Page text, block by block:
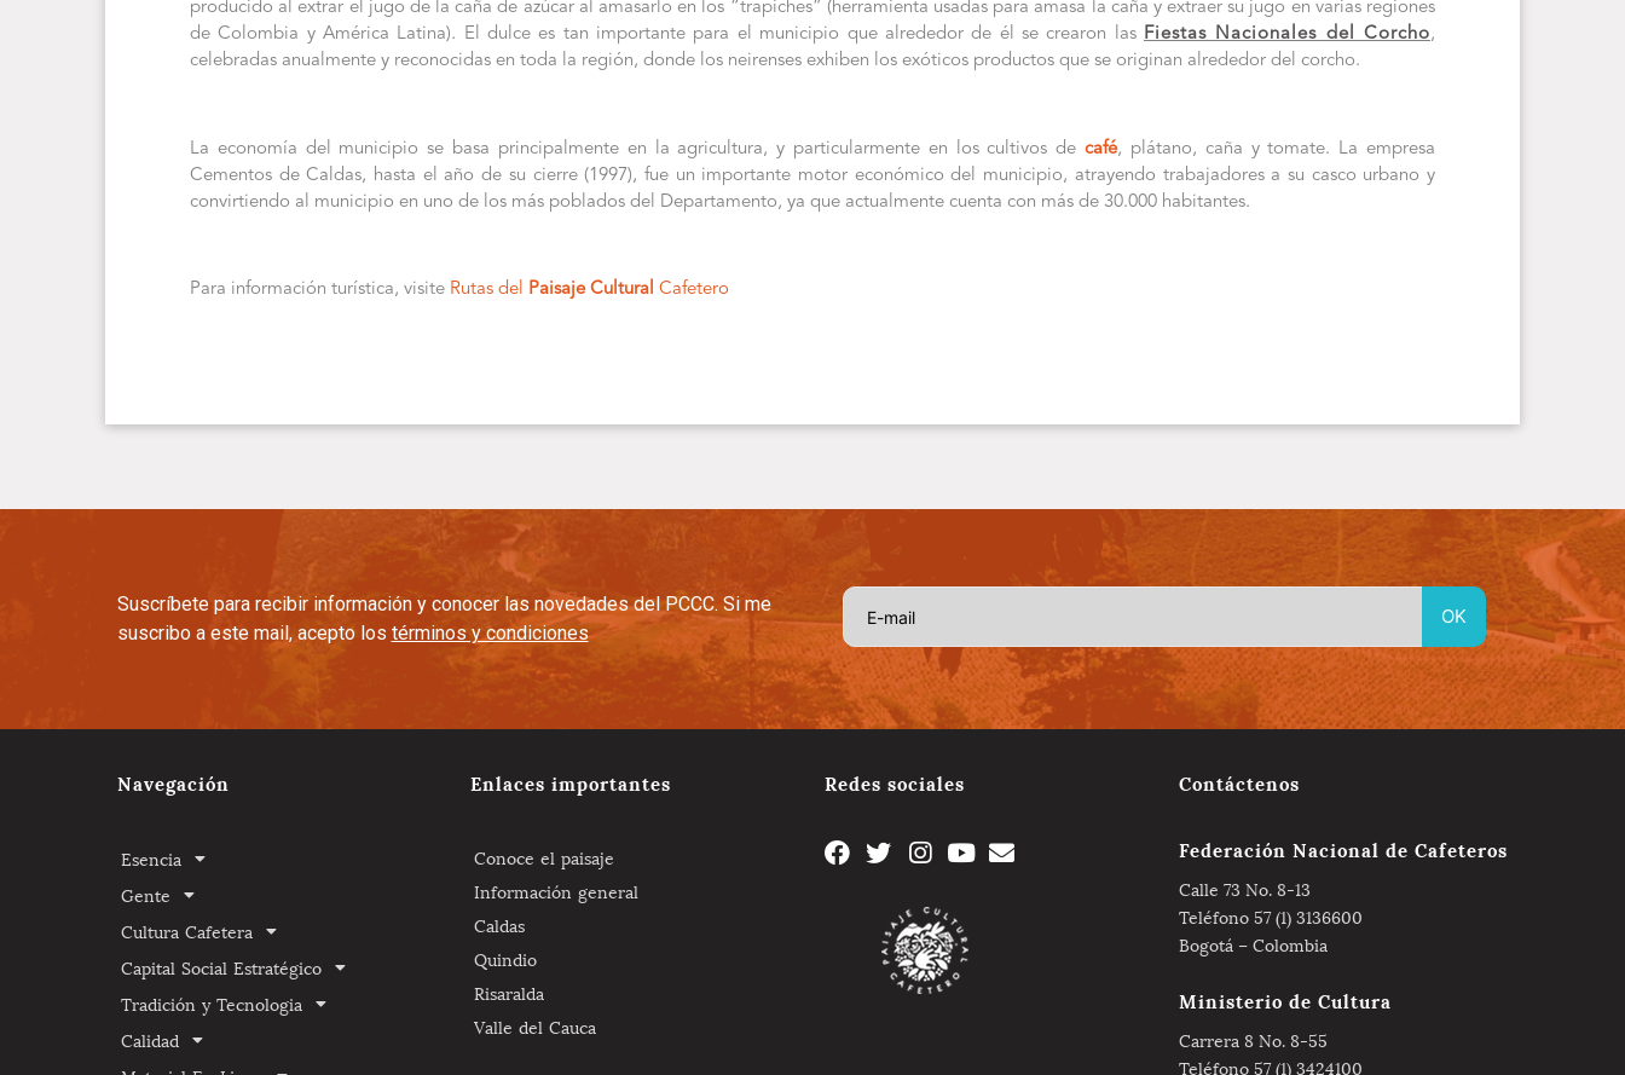
producido al extrar el jugo de la caña de azúcar al amasarlo en los “trapiches” (herramienta usadas para amasa la caña y extraer su jugo en varias regiones
de Colombia y América Latina). El dulce es tan importante para el municipio que alrededor de él se crearon las Fiestas Nacionales del Corcho,
celebradas anualmente y reconocidas en toda la región, donde los neirenses exhiben los exóticos productos que se originan alrededor del corcho.
La economía del municipio se basa principalmente en la agricultura, y particularmente en los cultivos decafé, plátano, caña y tomate. La empresa
Cementos de Caldas, hasta el año de su cierre (1997), fue un importante motor económico del municipio, atrayendo trabajadores a su casco urbano y
convirtiendo al municipio en uno de los más poblados del Departamento, ya que actualmente cuenta con más de 30.000 habitantes.
Para información turística, visite Rutas del Paisaje Cultural Cafetero
Suscríbete para recibir información y conocer las novedades del PCCC. Si me
suscribo a este mail, acepto los términos y condiciones
Navegación
Esencia
Gente
Cultura Cafetera
Capital Social Estratégico
Tradición y Tecnologia
Calidad
Enlaces importantes
Conoce el paisaje
Información general
Caldas
Quindio
Risaralda
Valle del Cauca
Redes sociales Contáctenos
Federación Nacional de Cafeteros
Calle 73 No. 8-13
Teléfono 57 (1) 3136600
Bogotá – Colombia
Ministerio de Cultura
Carrera 8 No. 8-55
Teléfono 57 (1) 3424100